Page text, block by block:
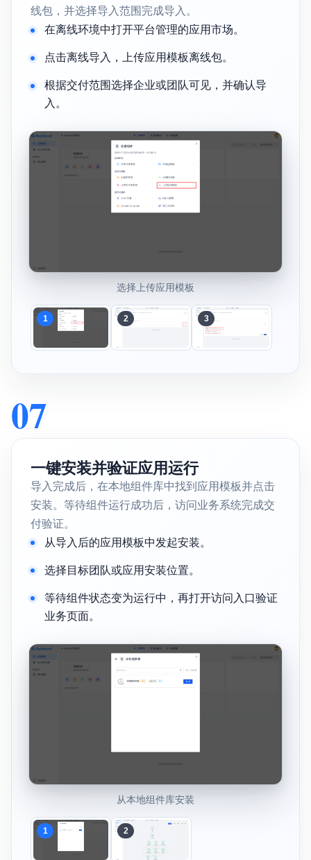
线包，并选择导入范围完成导入。
在离线环境中打开平台管理的应用市场。
点击离线导入，上传应用模板离线包。
根据交付范围选择企业或团队可见，并确认导
入。
选择上传应用模板
1 2 3
07
一键安装并验证应用运行
导入完成后，在本地组件库中找到应用模板并点击
安装。等待组件运行成功后，访问业务系统完成交
付验证。
从导入后的应用模板中发起安装。
选择目标团队或应用安装位置。
等待组件状态变为运行中，再打开访问入口验证
业务页面。
从本地组件库安装
1 2